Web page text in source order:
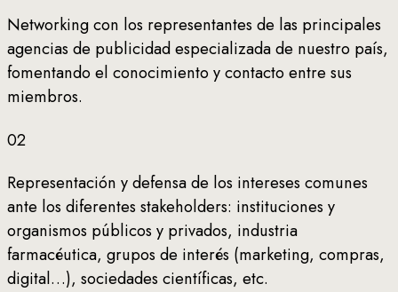
Networking con los representantes de las principales
agencias de publicidad especializada de nuestro país,
fomentando el conocimiento y contacto entre sus
miembros.
02
Representación y defensa de los intereses comunes
ante los diferentes stakeholders: instituciones y
organismos públicos y privados, industria
farmacéutica, grupos de interés (marketing, compras,
digital…), sociedades científicas, etc.